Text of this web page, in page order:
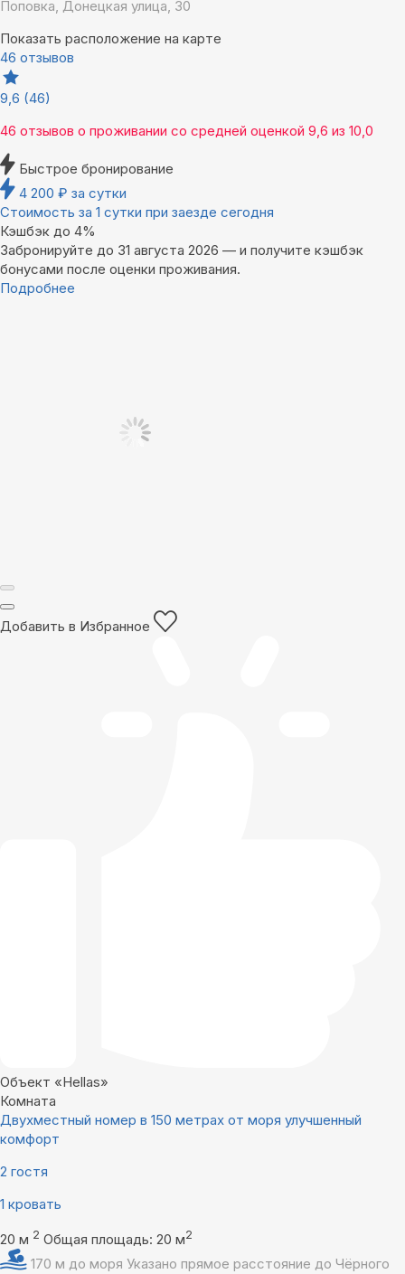
Поповка, Донецкая улица, 30
Показать расположение на карте
46 отзывов
9,6 (46)
46 отзывов о проживании со средней оценкой 9,6 из 10,0
Быстрое бронирование
4 200 ₽ за сутки
Стоимость за 1 сутки при заезде сегодня
Кэшбэк до 4%
Забронируйте до 31 августа 2026 — и получите кэшбэк
бонусами после оценки проживания.
Подробнее
Добавить в Избранное
Объект «Hellas»
Комната
Двухместный номер в 150 метрах от моря улучшенный
комфорт
2 гостя
1 кровать
20 м 2 Общая площадь: 20 м2
170 м до моря Указано прямое расстояние до Чёрного